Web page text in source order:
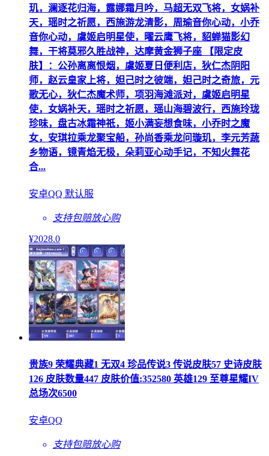
玑，澜逐花归海，露娜霜月吟，马超无双飞将，女娲补
天，瑶时之祈愿，西施游龙清影，周瑜音你心动，小乔
音你心动，虞姬启明星使，曜云鹰飞将，貂蝉猫影幻
舞，干将莫邪久胜战神，达摩黄金狮子座 【限定皮
肤】：公孙离离恨烟，虞姬夏日便利店，狄仁杰阴阳
师，赵云皇家上将，妲己时之彼端，妲己时之奇旅，元
歌无心，狄仁杰魔术师，项羽海滩派对，虞姬启明星
使，女娲补天，瑶时之祈愿，瑶山海碧波行，西施玲珑
珍味，盘古冰霜神祇，姬小满妄想食味，小乔时之魔
女，安琪拉乘龙聚宝船，孙尚香乘龙问璇玑，李元芳蔬
乡物语，镜青焰无极，朵莉亚心动手记，不知火舞花
合...
安卓QQ 默认服
支持包赔放心购
¥2028.0
贵族9 荣耀典藏1 无双4 珍品传说3 传说皮肤57 史诗皮肤
126 皮肤数量447 皮肤价值:352580 英雄129 至尊星耀IV
总场次6500
安卓QQ
支持包赔放心购